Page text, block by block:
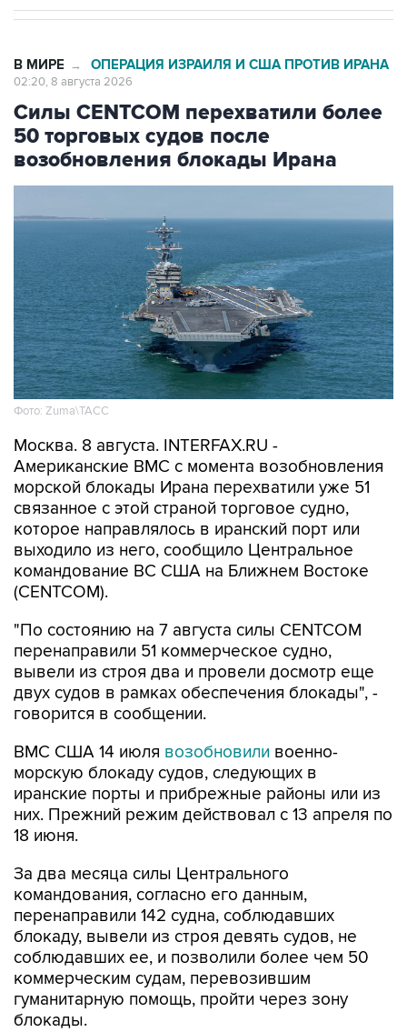
В МИРЕ → ОПЕРАЦИЯ ИЗРАИЛЯ И США ПРОТИВ ИРАНА
02:20, 8 августа 2026
Силы CENTCOM перехватили более
50 торговых судов после
возобновления блокады Ирана
Фото: Zuma\ТАСС
Москва. 8 августа. INTERFAX.RU -
Американские ВМС с момента возобновления
морской блокады Ирана перехватили уже 51
связанное с этой страной торговое судно,
которое направлялось в иранский порт или
выходило из него, сообщило Центральное
командование ВС США на Ближнем Востоке
(CENTCOM).
"По состоянию на 7 августа силы CENTCOM
перенаправили 51 коммерческое судно,
вывели из строя два и провели досмотр еще
двух судов в рамках обеспечения блокады", -
говорится в сообщении.
ВМС США 14 июля возобновили военно-
морскую блокаду судов, следующих в
иранские порты и прибрежные районы или из
них. Прежний режим действовал с 13 апреля по
18 июня.
За два месяца силы Центрального
командования, согласно его данным,
перенаправили 142 судна, соблюдавших
блокаду, вывели из строя девять судов, не
соблюдавших ее, и позволили более чем 50
коммерческим судам, перевозившим
гуманитарную помощь, пройти через зону
блокады.